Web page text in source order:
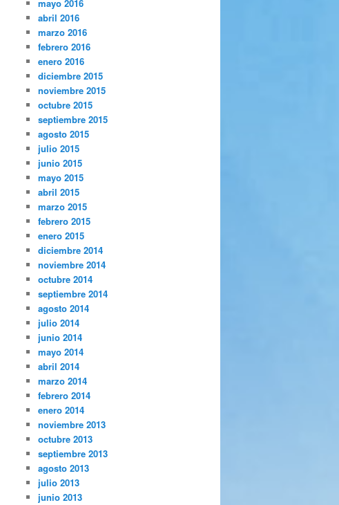
mayo 2016
abril 2016
marzo 2016
febrero 2016
enero 2016
diciembre 2015
noviembre 2015
octubre 2015
septiembre 2015
agosto 2015
julio 2015
junio 2015
mayo 2015
abril 2015
marzo 2015
febrero 2015
enero 2015
diciembre 2014
noviembre 2014
octubre 2014
septiembre 2014
agosto 2014
julio 2014
junio 2014
mayo 2014
abril 2014
marzo 2014
febrero 2014
enero 2014
noviembre 2013
octubre 2013
septiembre 2013
agosto 2013
julio 2013
junio 2013